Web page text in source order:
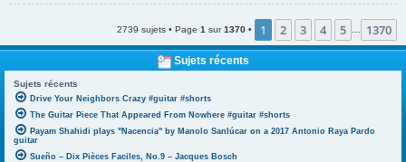
2739 sujets • Page 1 sur1370 • 1 2 3 4 5 1370
Sujets récents
Sujets récents
Drive Your Neighbors Crazy #guitar #shorts
The Guitar Piece That Appeared From Nowhere #guitar #shorts
Payam Shahidi plays "Nacencia" by Manolo Sanlúcar on a 2017 Antonio Raya Pardo
guitar
Sueño – Dix Pièces Faciles, No.9 – Jacques Bosch